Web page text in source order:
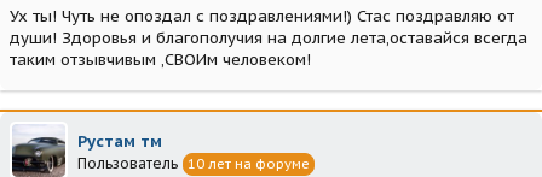
Ух ты! Чуть не опоздал с поздравлениями!) Стас поздравляю от
души! Здоровья и благополучия на долгие лета,оставайся всегда
таким отзывчивым ,СВОИм человеком!
Рустам тм
Пользователь 10 лет на форуме